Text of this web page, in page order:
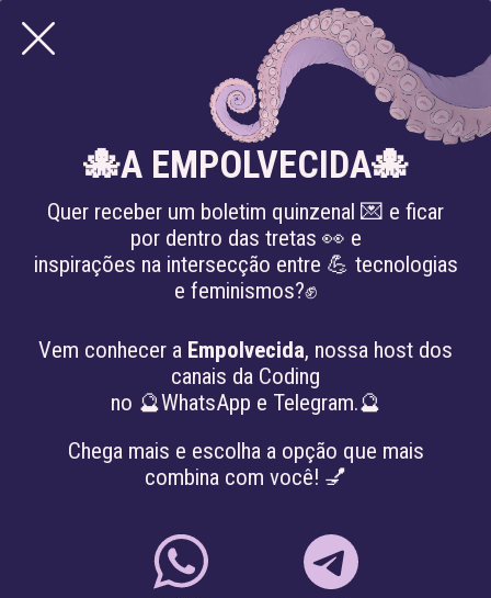
CONTRIBUIÇÃO
PROGRAMÁTICA PARA AS
ELEIÇÕES MUNICIPAIS DE
2024
🐙A EMPOLVECIDA🐙
Quer receber um boletim quinzenal 💌 e ficar
por dentro das tretas 👀 e
inspirações na intersecção entre 💪 tecnologias
e feminismos?✊
Vem conhecer a Empolvecida, nossa host dos
canais da Coding
no 🔮WhatsApp e Telegram.🔮
Chega mais e escolha a opção que mais
combina com você! 💅